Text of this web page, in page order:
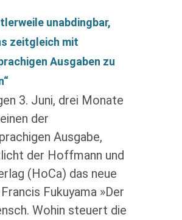
unabdingbar,
zeitgleich mit
Ausgaben zu
3. Juni, drei Monate
der
Ausgabe,
der Hoffmann und
(HoCa) das neue
Fukuyama »Der
Wohin steuert die